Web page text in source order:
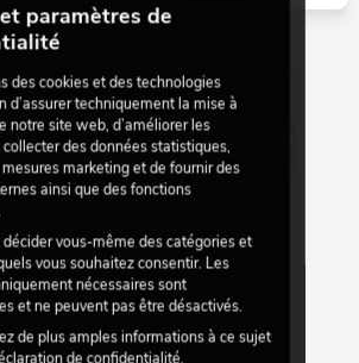
30 par 36
Afficher plus
paramètres de
des cookies et des technologies
d’assurer techniquement la mise à
notre site web, d’améliorer les
des données statistiques,
mesures marketing et de fournir des
ainsi que des fonctions
vous-même des catégories et
vous souhaitez consentir. Les
nécessaires sont
et ne peuvent pas être désactivés.
de plus amples informations à ce sujet
de confidentialité.